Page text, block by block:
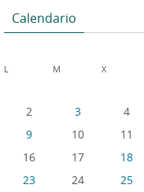
Calendario
L M X
2
3 4
9
10 11
16
17 18
23
24 25